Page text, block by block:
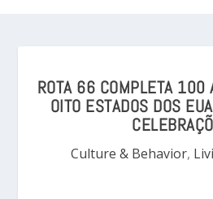
ROTA 66 COMPLETA
OITO ESTADOS DOS
Culture & Behavior,